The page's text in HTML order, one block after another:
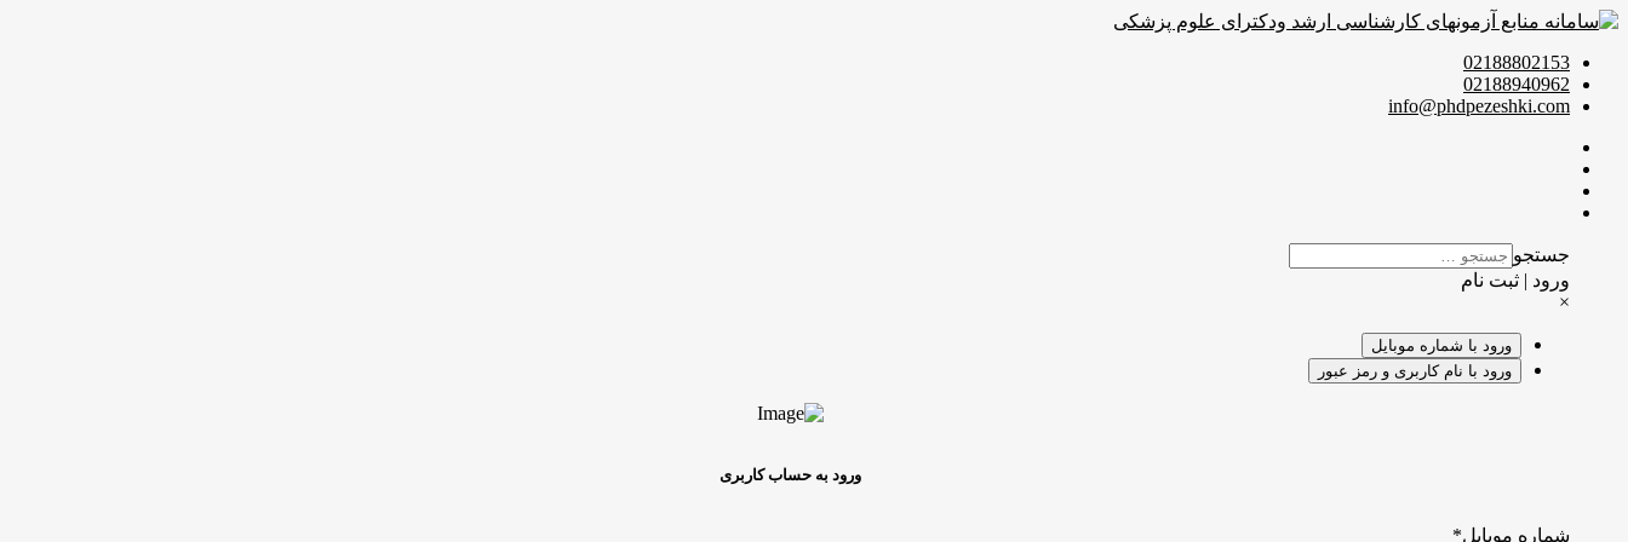
02188802153
02188940962
info@phdpezeshki.com
جستجو
ورود | ثبت نام
×
ورود با شماره موبایل
ورود با نام کاربری و رمز عبور
ورود به حساب کاربری
شماره موبایل*